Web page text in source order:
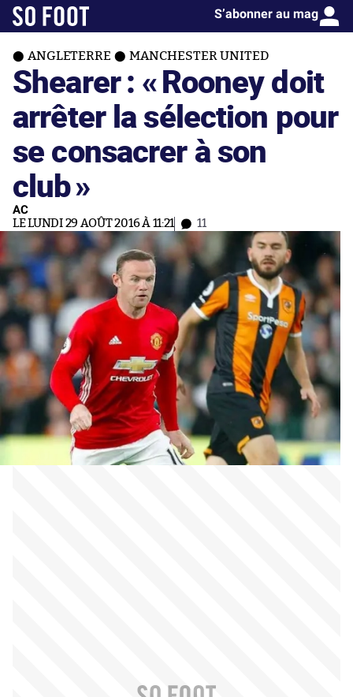
S’abonner au mag
ANGLETERRE MANCHESTER UNITED
Shearer : «Rooney doit
arrêter la sélection pour
se consacrer à son
club»
AC
LE LUNDI 29 AOÛT 2016 À 11:21 11